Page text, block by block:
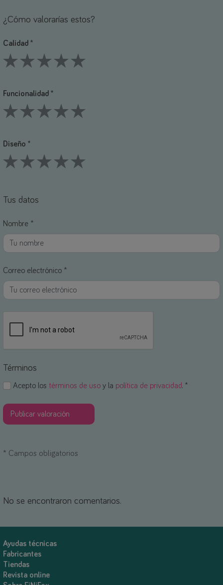
¿Cómo valorarías estos?
Calidad *
Funcionalidad *
Diseño *
Tus datos
Nombre *
Correo electrónico *
Términos
Acepto los términos de uso y la política de privacidad. *
* Campos obligatorios
No se encontraron comentarios.
Ayudas técnicas
Fabricantes
Tiendas
Revista online